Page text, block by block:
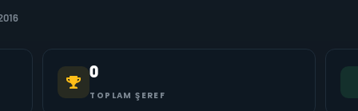
0
TOPLAM ŞEREF